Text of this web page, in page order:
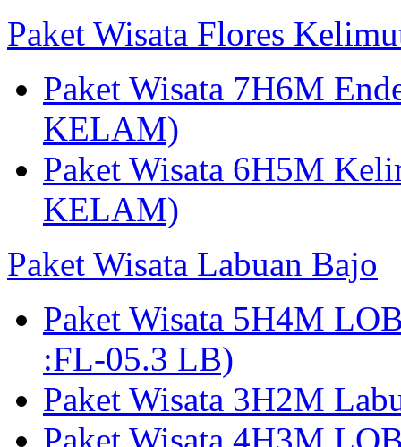
Paket Wisata Flores
Paket Wisata 7H6M
KELAM)
Paket Wisata 6H5M
KELAM)
Paket Wisata Labuan Bajo
Paket Wisata 5H4M
:FL-05.3 LB)
Paket Wisata 3H2M